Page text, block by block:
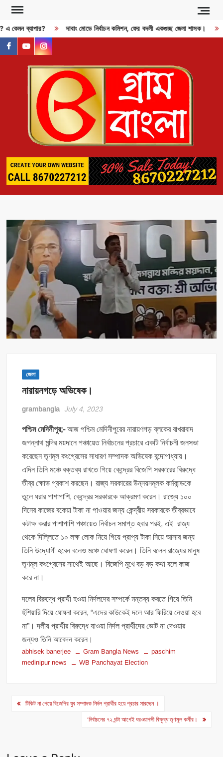
Skip
content
এ কেমন ব্যাপার? দাবাং মোডে নির্বাচন কমিশন, ফের বদলী একগুচ্ছ জেলা শাসক।
facebook
youtubeinstagram
জেলা
নারায়নগড়ে অভিষেক।
grambangla July 4, 2023
পশ্চিম মেদিনীপুর;-আজ পশ্চিম মেদিনীপুরের নারায়ণগড় ব্লকের বাখরাবাদ
জগন্নাথ মন্দির ময়দানে পঞ্চায়েত নির্বাচনের প্রচারে একটি নির্বাচনী জনসভা
করেছেন তৃণমূল কংগ্রেসের সাধারণ সম্পাদক অভিষেক বন্দোপাধ্যায়।
এদিন তিনি মঞ্চে বক্তব্য রাখতে গিয়ে কেন্দ্রের বিজেপি সরকারের বিরুদ্ধে
তীব্র ক্ষোভ প্রকাশ করছেন। রাজ্য সরকারের উন্নয়নমূলক কর্মকান্ডকে
তুলে ধরার পাশাপাশি, কেন্দ্রের সরকারকে আক্রমণ করেন। রাজ্যে ১০০
দিনের কাজের বকেয়া টাকা না পাওয়ার জন্য কেন্দ্রীয় সরকারকে তীব্রভাবে
কটাক্ষ করার পাশাপাশি পঞ্চায়েত নির্বাচন সমাপ্ত হবার পরই, এই রাজ্য
থেকে দিল্লিতে ১০ লক্ষ লোক নিয়ে গিয়ে প্রাপ্য টাকা নিয়ে আসার জন্য
তিনি উদ্যোগী হবেন বলেও মঞ্চে ঘোষণা করেন। তিনি বলেন রাজ্যের মানুষ
তৃণমূল কংগ্রেসের সাথেই আছে। বিজেপি মুখে বড় বড় কথা বলে কাজ
করে না।
দলের বিরুদ্ধে প্রার্থী হওয়া নির্দলদের সম্পর্কে মন্তব্য করতে গিয়ে তিনি
হুঁশিয়ারি দিয়ে ঘোষনা করেন, “এদের কাউকেই দলে আর ফিরিয়ে নেওয়া হবে
না”। দলীয় প্রার্থীর বিরুদ্ধে যাওয়া নির্দল প্রার্থীদের ভোট না দেওয়ার
জন্যও তিনি আবেদন করেন।
abhisek banerjee Gram Bangla News
paschim
medinipur news
WB Panchayat Election
Postটিকিট না পেয়ে বিজেপির যুব সম্পাদক নির্দল প্রার্থীর হয়ে প্রচার সারছেন ।
‘নির্বাচনের ৭২ ঘন্টা আগেই ঘরওয়াপসী বিক্ষুব্ধ তৃণমূল কর্মীর।